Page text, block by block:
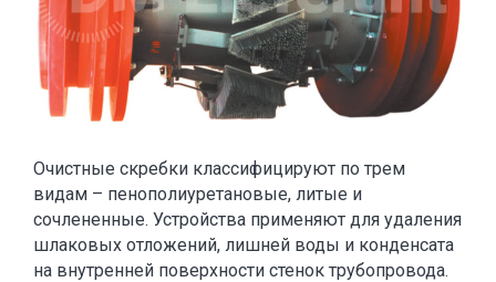
Очистные скребки классифицируют по трем
видам – пенополиуретановые, литые и
сочлененные. Устройства применяют для удаления
шлаковых отложений, лишней воды и конденсата
на внутренней поверхности стенок трубопровода.